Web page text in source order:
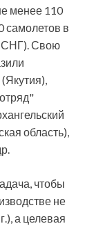
менее 110
самолетов в
СНГ). Свою
область),
чтобы
не
а целевая